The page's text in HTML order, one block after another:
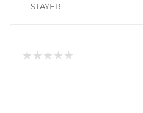
— STAYER